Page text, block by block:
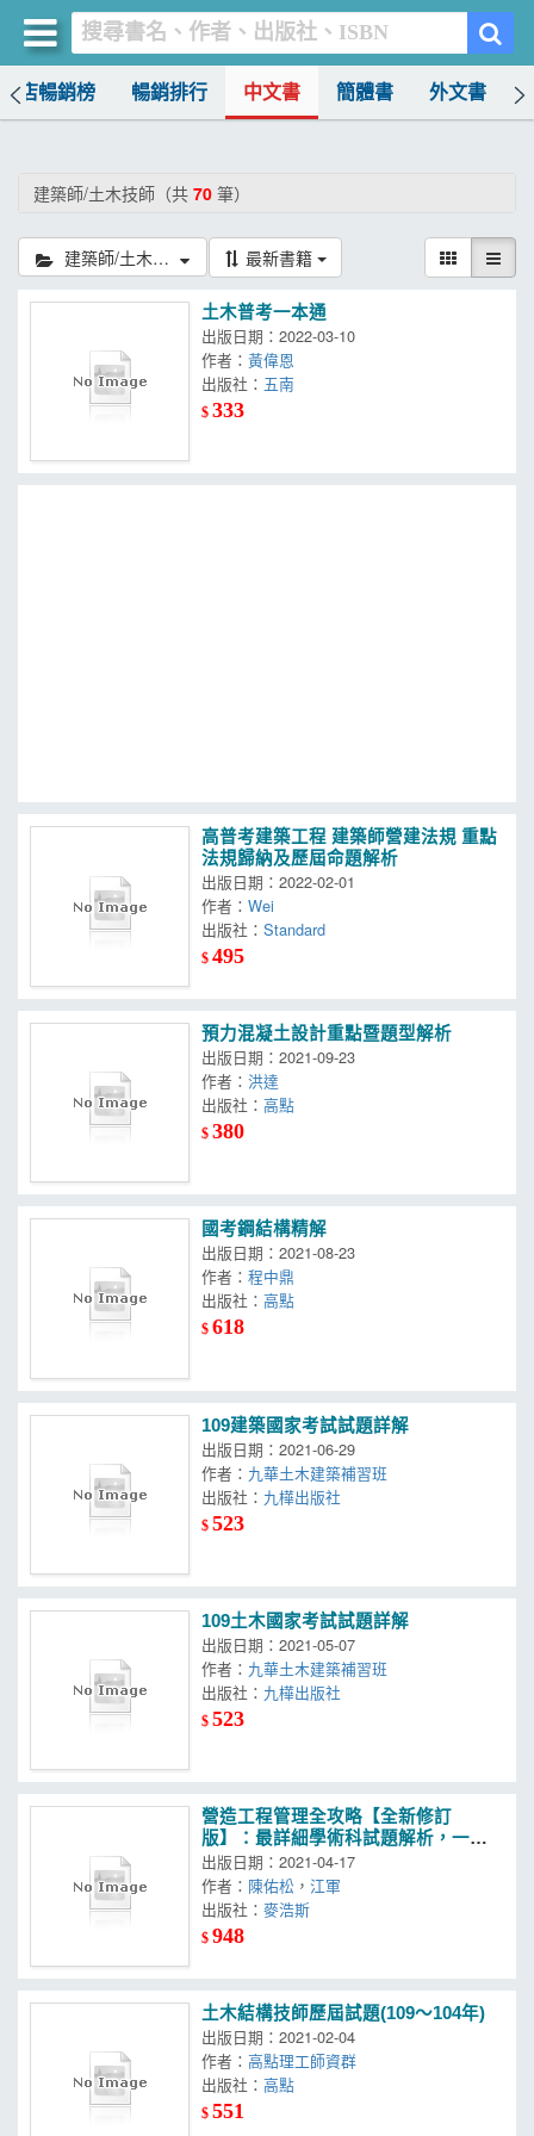
書店暢銷榜 暢銷排行 中文書 簡體書 外文書
建築師/土木技師（共 70 筆）
建築師/土木技師 最新書籍
土木普考一本通
出版日期：2022-03-10
作者：黃偉恩
出版社：
$333
高普考建築工程 建築師營建法規 重點
法規歸納及歷屆命題解析
出版日期：2022-02-01
作者：Wei
出版社：
$495
預力混凝土設計重點暨題型解析
出版日期：2021-09-23
作者：洪達
出版社：
$380
國考鋼結構精解
出版日期：2021-08-23
作者：程中鼎
出版社：
$618
109建築國家考試試題詳解
出版日期：2021-06-29
作者： 九華土木建築補習班
出版社：
$523
109土木國家考試試題詳解
出版日期：2021-05-07
作者： 九華土木建築補習班
出版社：
$523
營造工程管理全攻略【全新修訂
版】：最詳細學術科試題解析，一次
考取技術士證照
出版日期：2021-04-17
作者： 陳佑松 ，江軍
出版社：
$948
土木結構技師歷屆試題(109～104年)
出版日期：2021-02-04
作者：高點理工師資群
出版社：
$551
買書網
書店暢銷榜
簡體書
外文書